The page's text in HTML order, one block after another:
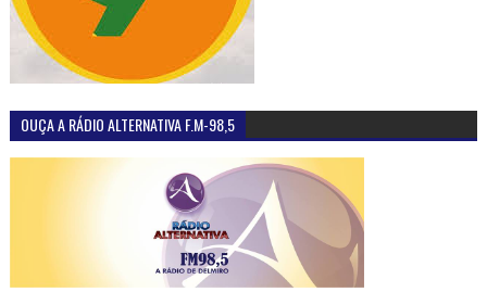
OUÇA A RÁDIO ALTERNATIVA F.M-98,5